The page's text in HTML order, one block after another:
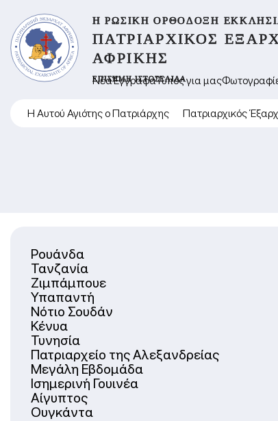
Η ΡΩΣΙΚΉ ΟΡΘΌΔΟΞΗ
ΠΑΤΡΙΑΡΧΙΚΌΣ
ΑΦΡΙΚΉΣ
ΕΠΊΣΗΜΗ ΙΣΤΟΣΕΛΊΔΑ
ΝέαΈγγραφαΤύπος για μας
Η Αυτού Αγιότης ο Πατριάρχης Πατριαρχικός
Ρουάνδα
Τανζανία
Ζιμπάμπουε
Υπαπαντή
Νότιο Σουδάν
Κένυα
Τυνησία
Πατριαρχείο της Αλεξανδρείας
Μεγάλη Εβδομάδα
Ισημερινή Γουινέα
Αίγυπτος
Ουγκάντα